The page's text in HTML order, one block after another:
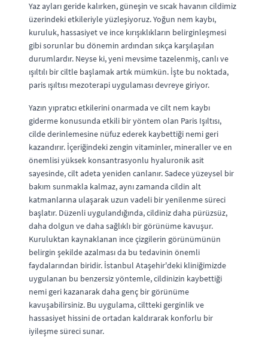
Yaz ayları geride kalırken, güneşin ve sıcak havanın cildimiz
üzerindeki etkileriyle yüzleşiyoruz. Yoğun nem kaybı,
kuruluk, hassasiyet ve ince kırışıklıkların belirginleşmesi
gibi sorunlar bu dönemin ardından sıkça karşılaşılan
durumlardır. Neyse ki, yeni mevsime tazelenmiş, canlı ve
ışıltılı bir ciltle başlamak artık mümkün. İşte bu noktada,
paris ışıltısı mezoterapi uygulaması devreye giriyor.
Yazın yıpratıcı etkilerini onarmada ve cilt nem kaybı
giderme konusunda etkili bir yöntem olan Paris Işıltısı,
cilde derinlemesine nüfuz ederek kaybettiği nemi geri
kazandırır. İçeriğindeki zengin vitaminler, mineraller ve en
önemlisi yüksek konsantrasyonlu hyaluronik asit
sayesinde, cilt adeta yeniden canlanır. Sadece yüzeysel bir
bakım sunmakla kalmaz, aynı zamanda cildin alt
katmanlarına ulaşarak uzun vadeli bir yenilenme süreci
başlatır. Düzenli uygulandığında, cildiniz daha pürüzsüz,
daha dolgun ve daha sağlıklı bir görünüme kavuşur.
Kuruluktan kaynaklanan ince çizgilerin görünümünün
belirgin şekilde azalması da bu tedavinin önemli
faydalarından biridir. İstanbul Ataşehir'deki kliniğimizde
uygulanan bu benzersiz yöntemle, cildinizin kaybettiği
nemi geri kazanarak daha genç bir görünüme
kavuşabilirsiniz. Bu uygulama, ciltteki gerginlik ve
hassasiyet hissini de ortadan kaldırarak konforlu bir
iyileşme süreci sunar.